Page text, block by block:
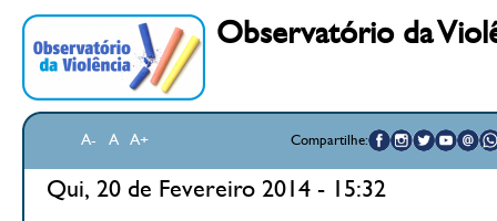
Observatório da
A- A A+ Compartilhe:
Qui, 20 de Fevereiro 2014 - 15:32